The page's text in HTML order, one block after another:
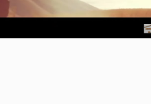
Video